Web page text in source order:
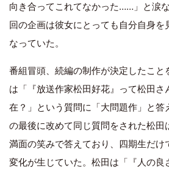
向き合ってこれてなかった……」と涙
回の企画は彼女にとっても自分自身を
なっていた。
番組冒頭、続編の制作が決定したこと
は「『放送作家松田好花』って松田さ
在？」という質問に「大問題作」と答
の最後に改めて同じ質問をされた松田
満面の笑みで答えており、四期生だけ
変化が生じていた。松田は「『人の良